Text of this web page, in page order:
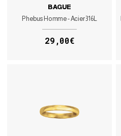
BAGUE
Phebus Homme - Acier 316L
29,00€